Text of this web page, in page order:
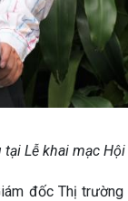
tại Lễ khai mạc
đốc Thị